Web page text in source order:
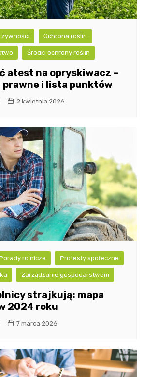
Ochrona roślin
Środki ochrony roślin
atest na opryskiwacz –
prawne i lista punktów
2 kwietnia 2026
rolnicze Protesty społeczne
Zarządzanie gospodarstwem
strajkują: mapa
2024 roku
7 marca 2026